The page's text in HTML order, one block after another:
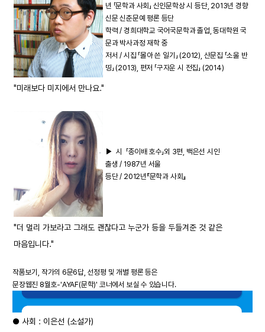
년 「문학과 사회」 신인문학상 시 등단, 2013년 경향
신문 신춘문예 평론 등단
학력 / 경희대학교 국어국문학과 졸업, 동대학원 국
문과 박사과정 재학 중
저서 / 시집 「몰아 쓴 일기」 (2012), 산문집 「소울 반
띵」 (2013), 편저 「구자운 시 전집」 (2014)
"미래보다 미지에서 만나요."
▶ 시 「종이배 호수」외 3편, 백은선 시인
출생 / 1987년 서울
등단 / 2012년『문학과 사회』
"더 멀리 가보라고 그래도 괜찮다고 누군가 등을 두들겨준 것 같은
마음입니다."
작품보기, 작가의 6문6답, 선정평 및 개별 평론 등은
문장웹진 8월호-'AYAF(문학)' 코너에서 보실 수 있습니다.
● 사회 : 이은선 (소설가)